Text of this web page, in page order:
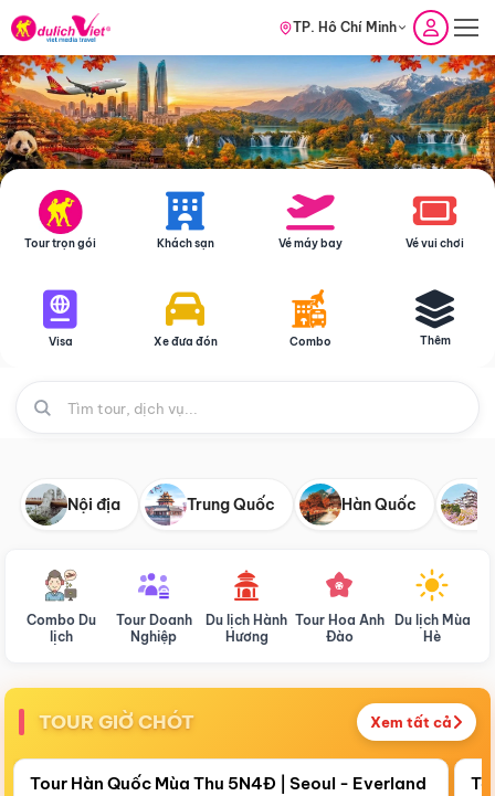
TP. Hồ Chí Minh
Tour trọn gói Khách sạn Vé máy bay Vé vui chơi
Visa Xe đưa đón Combo Thêm
Nội địa Trung Quốc Hàn Quốc
Combo Du
lịch
Tour Doanh
Nghiệp
Du lịch Hành
Hương
Tour Hoa Anh
Đào
Du lịch Mùa
Hè
TOUR GIỜ CHÓT Xem tất cả
Còn19 ngày 05:03:42
Điểm nổi bật
Tour Hàn Quốc Mùa Thu 5N4Đ | Seoul - Everland